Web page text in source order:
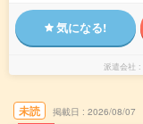
気になる!
派遣会社
未読 掲載日 2026/08/07